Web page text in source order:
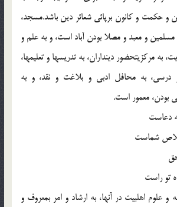
و حکمت و کانون برپائی شعائر دین باشد.مسجد،
مسلمین و معبد و مصلا بودن آباد است، و به علم و
به مرکزیت‏حضور دینداران، به تدریسها و تعلیم‏ها،
درسی، به محافل ادبی و بلاغت و نقد، و به
بودن، معمور است.
دعاست
شماست
تو راست
و علوم اهلبیت در آنها، به ارشاد و امر بمعروف و